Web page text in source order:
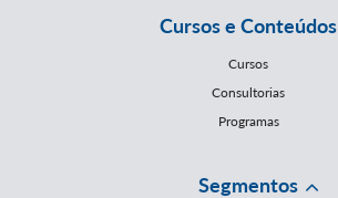
Cursos e Conteúdos
Cursos
Consultorias
Programas
Segmentos